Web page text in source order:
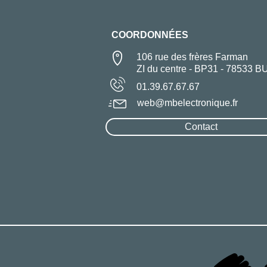
COORDONNÉES
106 rue des frères Farman
ZI du centre - BP31 - 78533
01.39.67.67.67
Contact
web@mbelectronique.fr